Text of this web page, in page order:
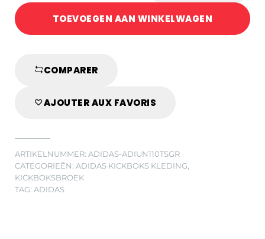
kickboxbroek
110T
zwart|limegroen
TOEVOEGEN AAN WINKELWAGEN
COMPARER
AJOUTER AUX FAVORIS
ARTIKELNUMMER: ADIDAS-ADIUN110TSGR
CATEGORIEËN: ADIDAS KICKBOKS KLEDING,
KICKBOKSBROEK
TAG: ADIDAS